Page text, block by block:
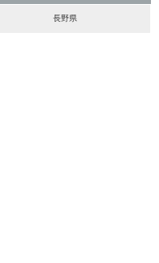
長野県